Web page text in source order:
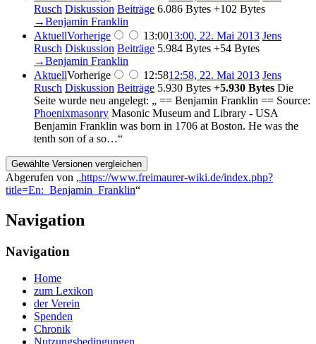
Rusch Diskussion Beiträge 6.086 Bytes +102 Bytes
→‎Benjamin Franklin
AktuellVorherige 13:0013:00, 22. Mai 2013 Jens
Rusch Diskussion Beiträge 5.984 Bytes +54 Bytes
→‎Benjamin Franklin
AktuellVorherige 12:5812:58, 22. Mai 2013 Jens
Rusch Diskussion Beiträge 5.930 Bytes +5.930 Bytes Die
Seite wurde neu angelegt: „ == Benjamin Franklin == Source:
Phoenixmasonry Masonic Museum and Library - USA
Benjamin Franklin was born in 1706 at Boston. He was the
tenth son of a so…“
Abgerufen von „https://www.freimaurer-wiki.de/index.php?
title=En:_Benjamin_Franklin“
Navigation
Navigation
Home
zum Lexikon
der Verein
Spenden
Chronik